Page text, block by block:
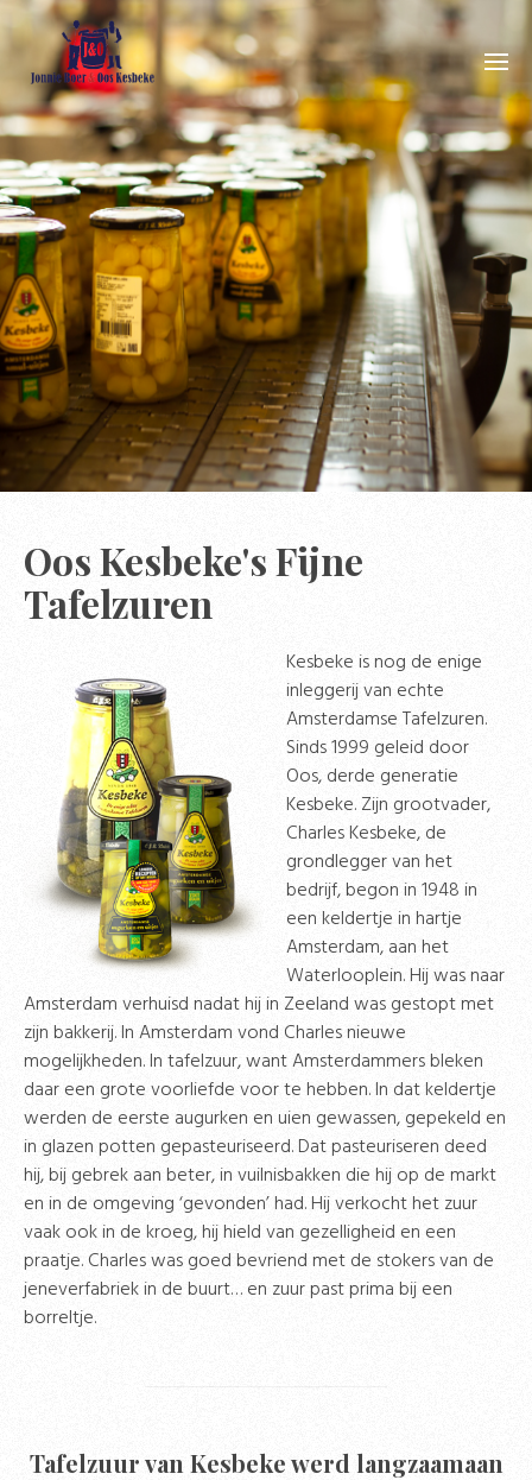
Oos Kesbeke's Fijne
Tafelzuren
Kesbeke is nog de enige
inleggerij van echte
Amsterdamse Tafelzuren.
Sinds 1999 geleid door
Oos, derde generatie
Kesbeke. Zijn grootvader,
Charles Kesbeke, de
grondlegger van het
bedrijf, begon in 1948 in
een keldertje in hartje
Amsterdam, aan het
Waterlooplein. Hij was naar
Amsterdam verhuisd nadat hij in Zeeland was gestopt met
zijn bakkerij. In Amsterdam vond Charles nieuwe
mogelijkheden. In tafelzuur, want Amsterdammers bleken
daar een grote voorliefde voor te hebben. In dat keldertje
werden de eerste augurken en uien gewassen, gepekeld en
in glazen potten gepasteuriseerd. Dat pasteuriseren deed
hij, bij gebrek aan beter, in vuilnisbakken die hij op de markt
en in de omgeving ‘gevonden’ had. Hij verkocht het zuur
vaak ook in de kroeg, hij hield van gezelligheid en een
praatje. Charles was goed bevriend met de stokers van de
jeneverfabriek in de buurt… en zuur past prima bij een
borreltje.
Tafelzuur van Kesbeke werd langzaamaan